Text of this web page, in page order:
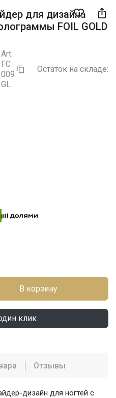
favorite_border 
для дизайна
FOIL GOLD
Art.
FC
009
GL
 Остаток на складе:
В корзину
клик
Отзывы
дизайн для ногтей с